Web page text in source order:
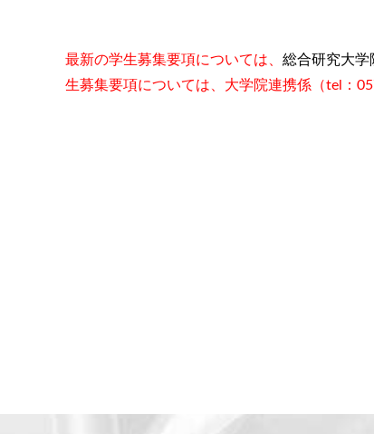
最新の学生募集要項については、 総合研究大学
生募集要項については、大学院連携係（tel：